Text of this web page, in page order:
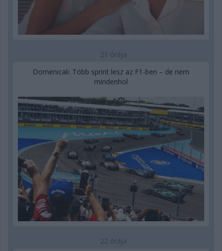
21 órája
Domenicali: Több sprint lesz az F1-ben – de nem
mindenhol
22 órája